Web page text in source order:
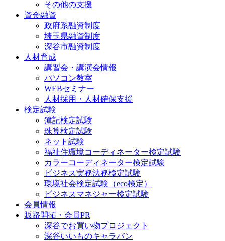
その他の支援
資金融資
政府系融資制度
埼玉県融資制度
深谷市融資制度
人材育成
講習会・講演会情報
パソコン教室
WEBセミナー
人材採用・人材確保支援
検定試験
簿記検定試験
珠算検定試験
ネット試験
福祉住環境コーディネーター検定試験
カラーコーディネーター検定試験
ビジネス実務法務検定試験
環境社会検定試験（eco検定）
ビジネスマネジャー検定試験
会員情報
販路開拓・会員PR
深谷でお買い物プロジェクト
深谷いいものキャラバン